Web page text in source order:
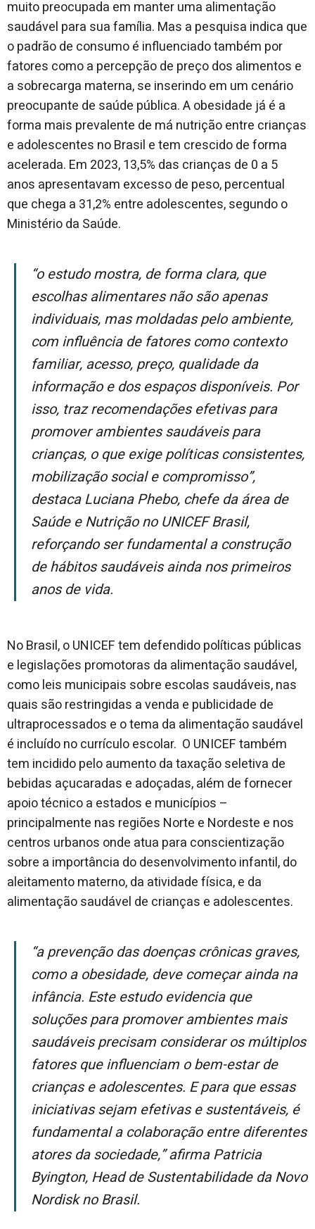
muito preocupada em manter uma alimentação
saudável para sua família. Mas a pesquisa indica que
o padrão de consumo é influenciado também por
fatores como a percepção de preço dos alimentos e
a sobrecarga materna, se inserindo em um cenário
preocupante de saúde pública. A obesidade já é a
forma mais prevalente de má nutrição entre crianças
e adolescentes no Brasil e tem crescido de forma
acelerada. Em 2023, 13,5% das crianças de 0 a 5
anos apresentavam excesso de peso, percentual
que chega a 31,2% entre adolescentes, segundo o
Ministério da Saúde.
“O estudo mostra, de forma clara, que
escolhas alimentares não são apenas
individuais, mas moldadas pelo ambiente,
com influência de fatores como contexto
familiar, acesso, preço, qualidade da
informação e dos espaços disponíveis. Por
isso, traz recomendações efetivas para
promover ambientes saudáveis para
crianças, o que exige políticas consistentes,
mobilização social e compromisso”,
destaca Luciana Phebo, chefe da área de
Saúde e Nutrição no UNICEF Brasil,
reforçando ser fundamental a construção
de hábitos saudáveis ainda nos primeiros
anos de vida.
No Brasil, o UNICEF tem defendido políticas públicas
e legislações promotoras da alimentação saudável,
como leis municipais sobre escolas saudáveis, nas
quais são restringidas a venda e publicidade de
ultraprocessados e o tema da alimentação saudável
é incluído no currículo escolar. O UNICEF também
tem incidido pelo aumento da taxação seletiva de
bebidas açucaradas e adoçadas, além de fornecer
apoio técnico a estados e municípios –
principalmente nas regiões Norte e Nordeste e nos
centros urbanos onde atua para conscientização
sobre a importância do desenvolvimento infantil, do
aleitamento materno, da atividade física, e da
alimentação saudável de crianças e adolescentes.
“A prevenção das doenças crônicas graves,
como a obesidade, deve começar ainda na
infância. Este estudo evidencia que
soluções para promover ambientes mais
saudáveis precisam considerar os múltiplos
fatores que influenciam o bem-estar de
crianças e adolescentes. E para que essas
iniciativas sejam efetivas e sustentáveis, é
fundamental a colaboração entre diferentes
atores da sociedade,” afirma Patricia
Byington, Head de Sustentabilidade da Novo
Nordisk no Brasil.